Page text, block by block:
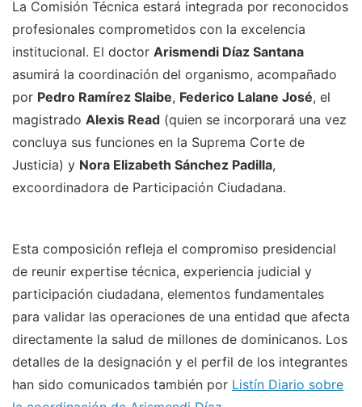
La Comisión Técnica estará integrada por reconocidos
profesionales comprometidos con la excelencia
institucional. El doctor Arismendi Díaz Santana
asumirá la coordinación del organismo, acompañado
por Pedro Ramírez Slaibe, Federico Lalane José, el
magistrado Alexis Read (quien se incorporará una vez
concluya sus funciones en la Suprema Corte de
Justicia) y Nora Elizabeth Sánchez Padilla,
excoordinadora de Participación Ciudadana.
Esta composición refleja el compromiso presidencial
de reunir expertise técnica, experiencia judicial y
participación ciudadana, elementos fundamentales
para validar las operaciones de una entidad que afecta
directamente la salud de millones de dominicanos. Los
detalles de la designación y el perfil de los integrantes
han sido comunicados también por Listín Diario sobre